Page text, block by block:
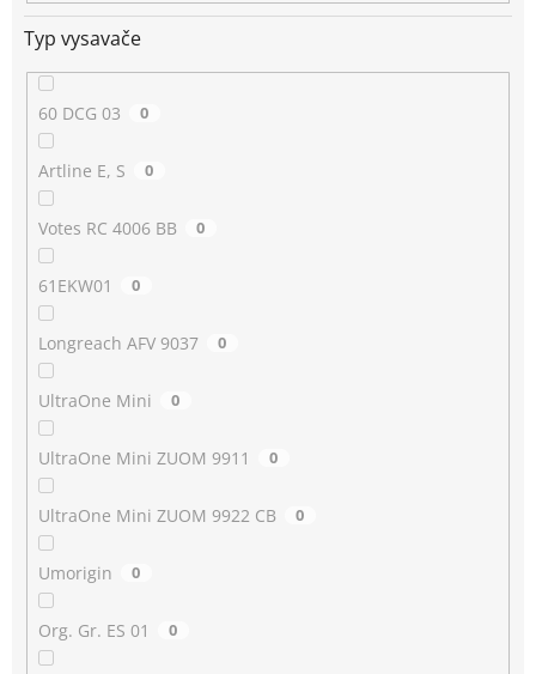
Typ vysavače
60 DCG 03 0
Artline E, S 0
Votes RC 4006 BB 0
61EKW01 0
Longreach AFV 9037 0
UltraOne Mini 0
UltraOne Mini ZUOM 9911 0
UltraOne Mini ZUOM 9922 CB 0
Umorigin 0
Org. Gr. ES 01 0